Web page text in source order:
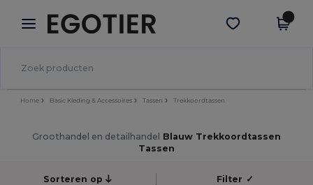
× Egotier-app
Betere prijzen in de app!
Download app
Home Basic Kleding & Accessoires Tassen Trekkoordtassen
Groothandel en detailhandel Blauw Trekkoordtassen
Tassen
Sorteren op Filter ✓